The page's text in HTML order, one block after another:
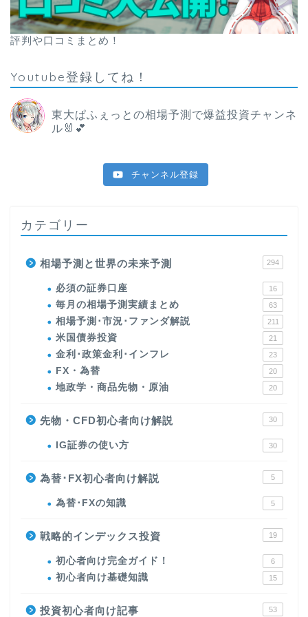
評判や口コミまとめ！
Youtube登録してね！
東大ぱふぇっとの相場予測で爆益投資チャンネ
ル🐰💕
チャンネル登録
カテゴリー
相場予測と世界の未来予測 294
必須の証券口座 16
毎月の相場予測実績まとめ 63
相場予測･市況･ファンダ解説 211
米国債券投資 21
金利･政策金利･インフレ 23
FX・為替 20
地政学・商品先物・原油 20
先物・CFD初心者向け解説 30
IG証券の使い方 30
為替･FX初心者向け解説 5
為替･FXの知識 5
戦略的インデックス投資 19
初心者向け完全ガイド！ 6
初心者向け基礎知識 15
投資初心者向け記事 53